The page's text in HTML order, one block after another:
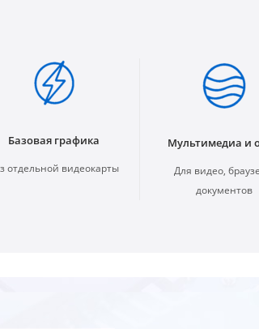
Базовая графика
отдельной видеокарты
Мультимедиа и
Для видео,
документов